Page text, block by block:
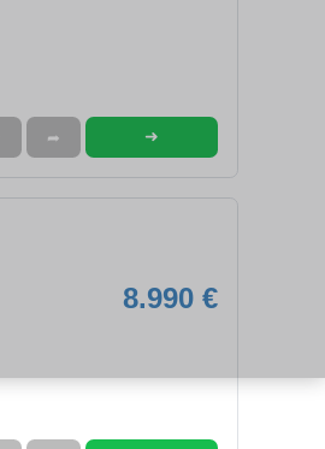
➦ ➜
8.990 €